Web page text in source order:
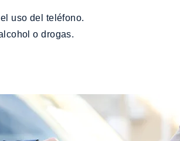
uso del teléfono.
o drogas.